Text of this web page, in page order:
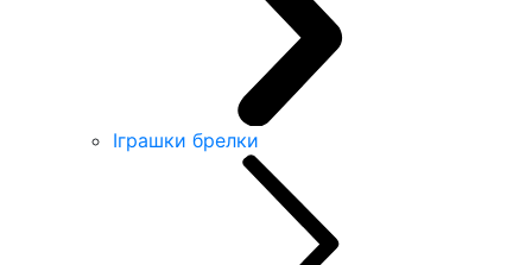
Іграшки брелки